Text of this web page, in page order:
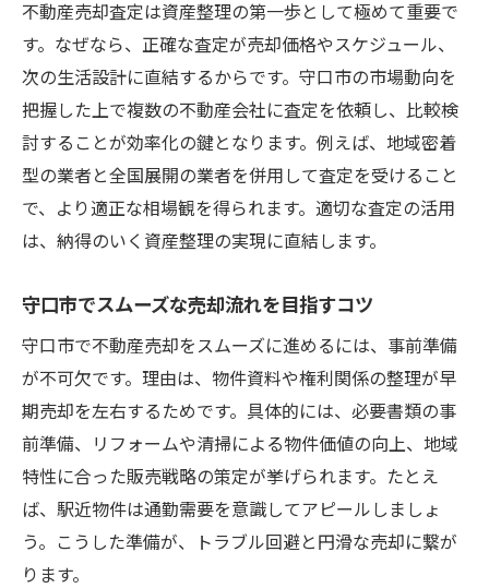
不動産売却査定は資産整理の第一歩として極めて重要で
す。なぜなら、正確な査定が売却価格やスケジュール、
次の生活設計に直結するからです。守口市の市場動向を
把握した上で複数の不動産会社に査定を依頼し、比較検
討することが効率化の鍵となります。例えば、地域密着
型の業者と全国展開の業者を併用して査定を受けること
で、より適正な相場観を得られます。適切な査定の活用
は、納得のいく資産整理の実現に直結します。
守口市でスムーズな売却流れを目指すコツ
守口市で不動産売却をスムーズに進めるには、事前準備
が不可欠です。理由は、物件資料や権利関係の整理が早
期売却を左右するためです。具体的には、必要書類の事
前準備、リフォームや清掃による物件価値の向上、地域
特性に合った販売戦略の策定が挙げられます。たとえ
ば、駅近物件は通勤需要を意識してアピールしましょ
う。こうした準備が、トラブル回避と円滑な売却に繋が
ります。